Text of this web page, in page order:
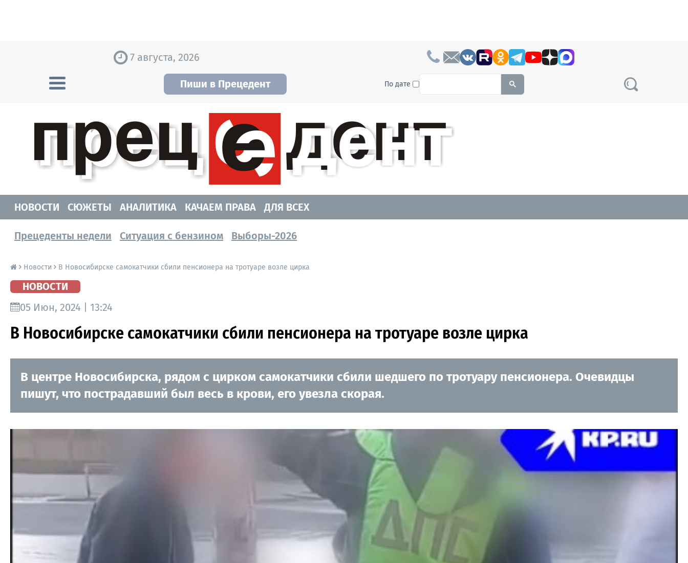
7 августа, 2026
Пиши в Прецедент По дате To search this site, enter a search term
НОВОСТИ
СЮЖЕТЫ АНАЛИТИКА КАЧАЕМ ПРАВА ДЛЯ ВСЕХ
Прецеденты недели Ситуация с бензином Выборы-2026
Новости В Новосибирске самокатчики сбили пенсионера на тротуаре возле цирка
НОВОСТИ
05 Июн, 2024 | 13:24
В Новосибирске самокатчики сбили пенсионера на тротуаре возле цирка
В центре Новосибирска, рядом с цирком самокатчики сбили шедшего по тротуару пенсионера. Очевидцы
пишут, что пострадавший был весь в крови, его увезла скорая.